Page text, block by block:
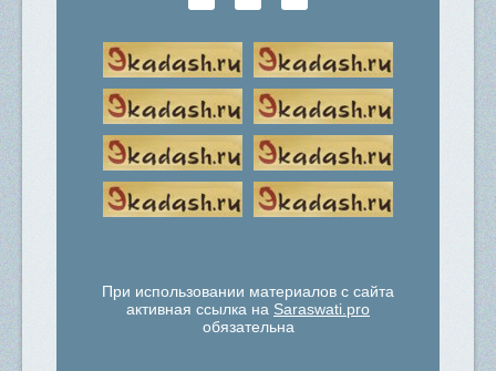
При использовании материалов с сайта
активная ссылка на Saraswati.pro
обязательна